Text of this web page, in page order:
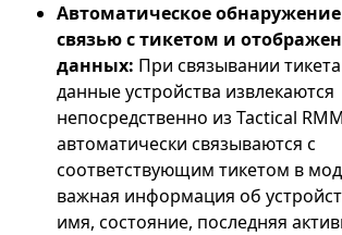
Автоматическое обнаружение
связью с тикетом и
данных: При связывании
данные устройства извлекаются
непосредственно из Tactical
автоматически связываются с
соответствующим тикетом в
важная информация об
имя, состояние, последняя